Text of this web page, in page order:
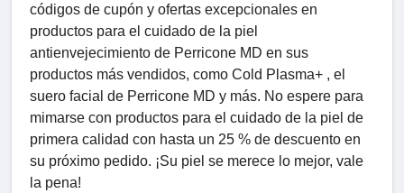
códigos de cupón y ofertas excepcionales en
productos para el cuidado de la piel
antienvejecimiento de Perricone MD en sus
productos más vendidos, como Cold Plasma+ , el
suero facial de Perricone MD y más. No espere para
mimarse con productos para el cuidado de la piel de
primera calidad con hasta un 25 % de descuento en
su próximo pedido. ¡Su piel se merece lo mejor, vale
la pena!